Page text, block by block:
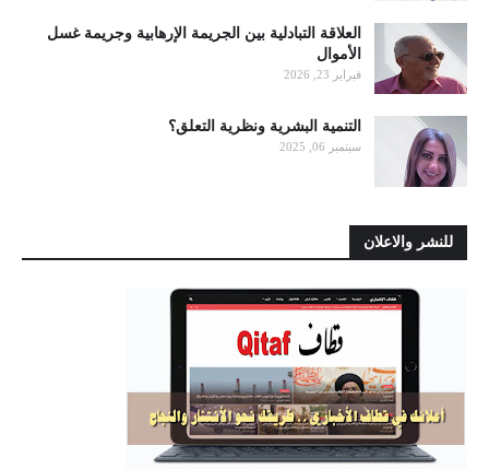
العلاقة التبادلية بين الجريمة الإرهابية وجريمة غسل
الأموال
فبراير 23, 2026
التنمية البشرية ونظرية التعلق؟
سبتمبر 06, 2025
للنشر والاعلان